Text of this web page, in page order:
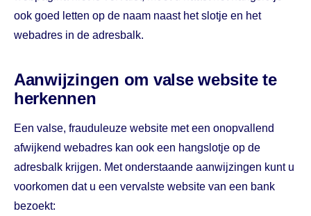
ook goed letten op de naam naast het slotje en het
webadres in de adresbalk.
Aanwijzingen om valse website te
herkennen
Een valse, frauduleuze website met een onopvallend
afwijkend webadres kan ook een hangslotje op de
adresbalk krijgen. Met onderstaande aanwijzingen kunt u
voorkomen dat u een vervalste website van een bank
bezoekt: